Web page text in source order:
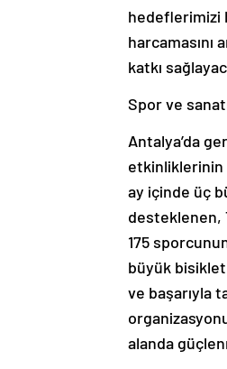
hedeflerimizi
harcamasını
katkı
Spor ve
Antalya’da
etkinliklerinin
ay içinde üç
desteklenen,
175
büyük
ve başarıyla
alanda